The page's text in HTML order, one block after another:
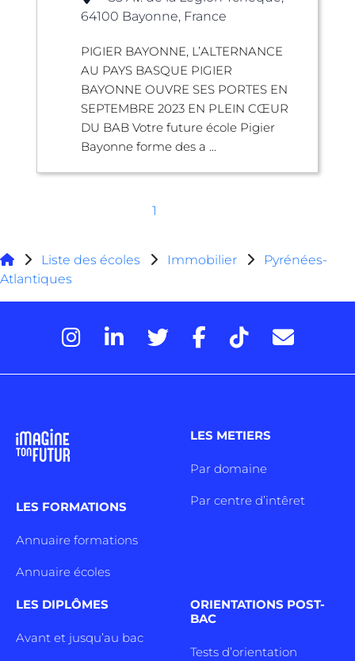
64100 Bayonne, France
PIGIER BAYONNE, L’ALTERNANCE
AU PAYS BASQUE PIGIER
BAYONNE OUVRE SES PORTES EN
SEPTEMBRE 2023 EN PLEIN CŒUR
DU BAB Votre future école Pigier
Bayonne forme des a ...
1
Liste des écoles Immobilier
Pyrénées-
Atlantiques
LES FORMATIONS
Annuaire formations
Annuaire écoles
LES METIERS
Par domaine
Par centre d’intêret
LES DIPLÔMES
Avant et jusqu’au bac
ORIENTATIONS POST-
BAC
Tests d’orientation